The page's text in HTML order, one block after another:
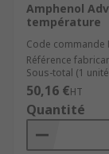
Amphenol
température
Code commande
Référence
Sous-total (1
50,16 €HT
Quantité